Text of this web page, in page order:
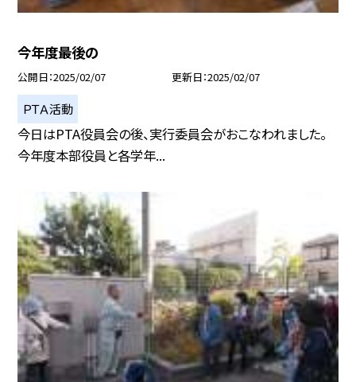
今年度最後の
公開日 2025/02/07 更新日 2025/02/07
ＰＴＡ活動
今日はPTA役員会の後、実行委員会がおこなわれました。
今年度本部役員と各学年...